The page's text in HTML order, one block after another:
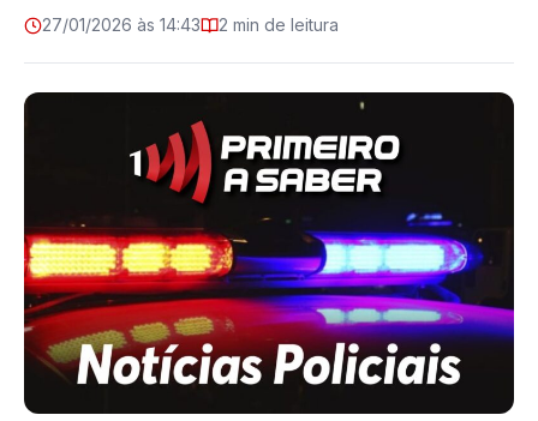
27/01/2026 às 14:43 2 min de leitura